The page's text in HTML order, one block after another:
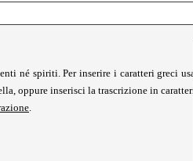
né spiriti. Per inserire i caratteri greci
oppure inserisci la trascrizione in
.